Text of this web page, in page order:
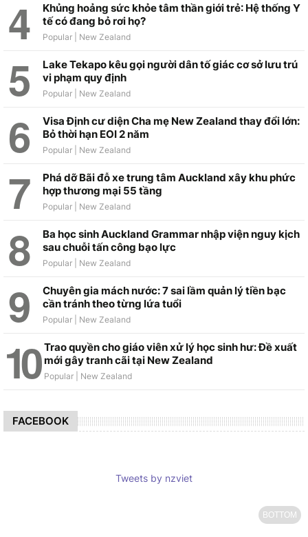
Khủng hoảng sức khỏe tâm thần giới trẻ: Hệ thống Y
tế có đang bỏ rơi họ?
Lake Tekapo kêu gọi người dân tố giác cơ sở lưu trú
vi phạm quy định
Visa Định cư diện Cha mẹ New Zealand thay đổi lớn:
Bỏ thời hạn EOI 2 năm
Phá dỡ Bãi đỗ xe trung tâm Auckland xây khu phức
hợp thương mại 55 tầng
Ba học sinh Auckland Grammar nhập viện nguy kịch
sau chuỗi tấn công bạo lực
Chuyên gia mách nước: 7 sai lầm quản lý tiền bạc
cần tránh theo từng lứa tuổi
Trao quyền cho giáo viên xử lý học sinh hư: Đề xuất
mới gây tranh cãi tại New Zealand
FACEBOOK
Tweets by nzviet
BOTTOM